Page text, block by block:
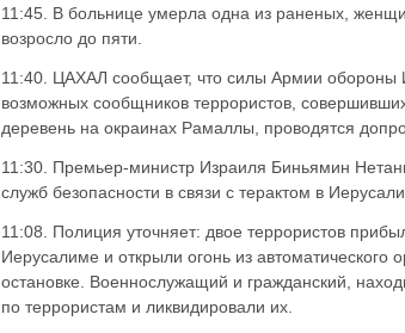
11:45. В больнице умерла одна из раненых,
возросло до пяти.
11:40. ЦАХАЛ сообщает, что силы Армии обороны
возможных сообщников террористов,
деревень на окраинах Рамаллы, проводятся
11:30. Премьер-министр Израиля Биньямин
служб безопасности в связи с терактом в
11:08. Полиция уточняет: двое террористов
Иерусалиме и открыли огонь из автоматического
остановке. Военнослужащий и гражданский,
по террористам и ликвидировали их.